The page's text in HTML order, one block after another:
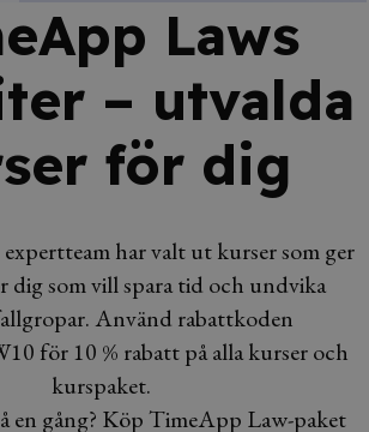
Laws
– utvalda
för dig
har valt ut kurser som ger
dig som vill spara tid och undvika
Använd rabattkoden
för 10 % rabatt på alla kurser och
kurspaket.
en gång? Köp TimeApp Law-paket